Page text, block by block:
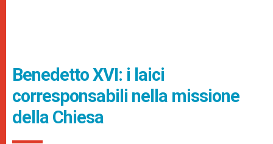
Benedetto XVI: i laici
corresponsabili nella missione
della Chiesa